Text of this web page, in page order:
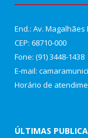
End.: Av.
CEP: 68710-000
Fone: (91) 3448-1438
E-mail:
Horário de
ÚLTIMAS